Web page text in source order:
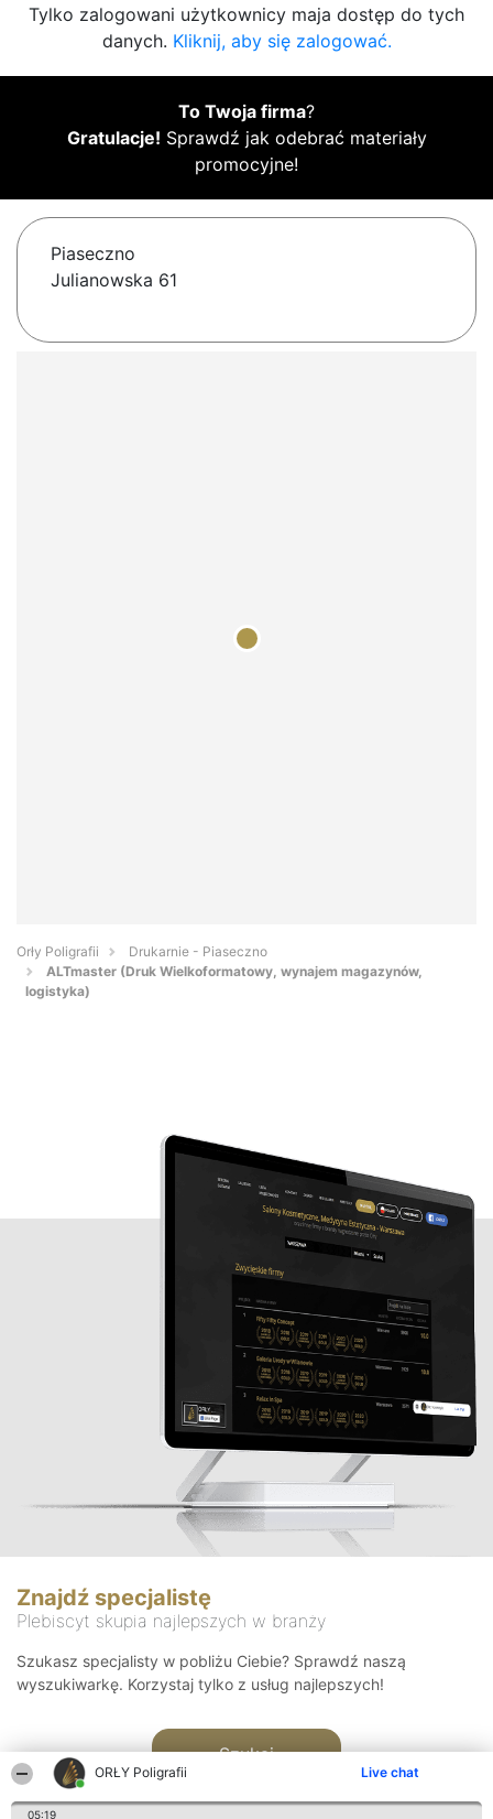
ORŁY Poligrafii Live chat
05:19
Tylko zalogowani użytkownicy maja dostęp do tych
danych. Kliknij, aby się zalogować.
To Twoja firma?
Gratulacje! Sprawdź jak odebrać materiały
promocyjne!
Piaseczno
Julianowska 61
Orły Poligrafii
Drukarnie - Piaseczno
ALTmaster (Druk Wielkoformatowy, wynajem magazynów,
logistyka)
Znajdź specjalistę
Plebiscyt skupia najlepszych w branży
Szukasz specjalisty w pobliżu Ciebie? Sprawdź naszą
wyszukiwarkę. Korzystaj tylko z usług najlepszych!
Szukaj